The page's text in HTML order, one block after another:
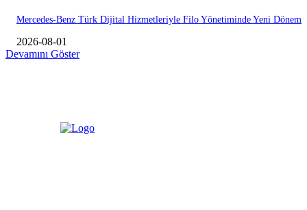
Mercedes-Benz Türk Dijital Hizmetleriyle Filo Yönetiminde Yeni Dönem
2026-08-01
Devamını Göster